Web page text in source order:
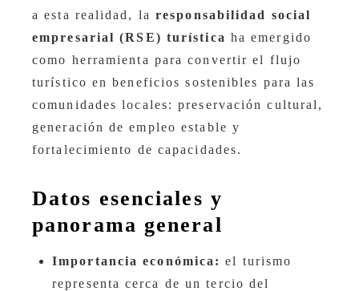
a esta realidad, la responsabilidad social
empresarial (RSE) turística ha emergido
como herramienta para convertir el flujo
turístico en beneficios sostenibles para las
comunidades locales: preservación cultural,
generación de empleo estable y
fortalecimiento de capacidades.
Datos esenciales y
panorama general
Importancia económica: el turismo
representa cerca de un tercio del